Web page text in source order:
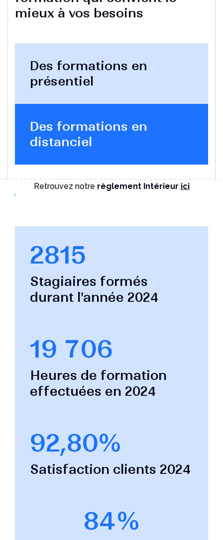
mieux à vos besoins
Des formations en
présentiel
Des formations en
distanciel
Retrouvez notre règlement Intérieur ici
2815
Stagiaires formés
durant l'année 2024
19 706
Heures de formation
effectuées en 2024
92,80%
Satisfaction clients 2024
84%